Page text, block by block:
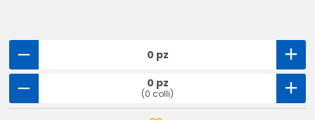
0 pz
0 pz
(0 colli)